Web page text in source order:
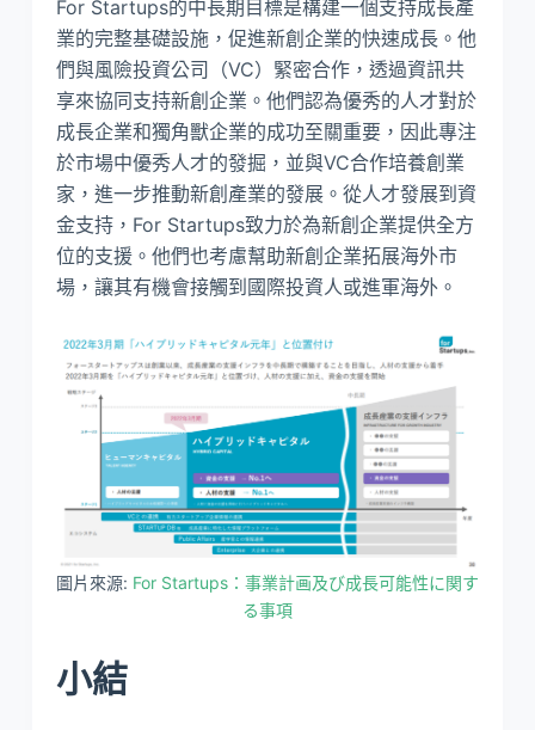
For Startups的中長期目標是構建一個支持成長產
業的完整基礎設施，促進新創企業的快速成長。他
們與風險投資公司（VC）緊密合作，透過資訊共
享來協同支持新創企業。他們認為優秀的人才對於
成長企業和獨角獸企業的成功至關重要，因此專注
於市場中優秀人才的發掘，並與VC合作培養創業
家，進一步推動新創產業的發展。從人才發展到資
金支持，For Startups致力於為新創企業提供全方
位的支援。他們也考慮幫助新創企業拓展海外市
場，讓其有機會接觸到國際投資人或進軍海外。
圖片來源: For Startups：事業計画及び成長可能性に関す
る事項
小結